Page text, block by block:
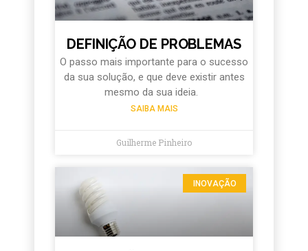
DEFINIÇÃO DE PROBLEMAS
O passo mais importante para o sucesso
da sua solução, e que deve existir antes
mesmo da sua ideia.
SAIBA MAIS
Guilherme Pinheiro
INOVAÇÃO